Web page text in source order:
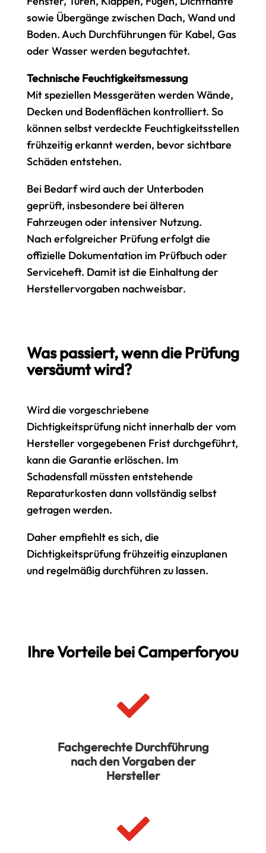
sowie Übergänge zwischen Dach, Wand und
Boden. Auch Durchführungen für Kabel, Gas
oder Wasser werden begutachtet.
Technische Feuchtigkeitsmessung
Mit speziellen Messgeräten werden Wände,
Decken und Bodenflächen kontrolliert. So
können selbst verdeckte Feuchtigkeitsstellen
frühzeitig erkannt werden, bevor sichtbare
Schäden entstehen.
Bei Bedarf wird auch der Unterboden
geprüft, insbesondere bei älteren
Fahrzeugen oder intensiver Nutzung.
Nach erfolgreicher Prüfung erfolgt die
offizielle Dokumentation im Prüfbuch oder
Serviceheft. Damit ist die Einhaltung der
Herstellervorgaben nachweisbar.
Was passiert, wenn die Prüfung
versäumt wird?
Wird die vorgeschriebene
Dichtigkeitsprüfung nicht innerhalb der vom
Hersteller vorgegebenen Frist durchgeführt,
kann die Garantie erlöschen. Im
Schadensfall müssten entstehende
Reparaturkosten dann vollständig selbst
getragen werden.
Daher empfiehlt es sich, die
Dichtigkeitsprüfung frühzeitig einzuplanen
und regelmäßig durchführen zu lassen.
Ihre Vorteile bei Camperforyou

Fachgerechte Durchführung
nach den Vorgaben der
Hersteller
